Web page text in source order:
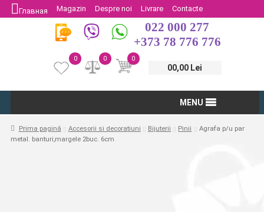
Главная Magazin Despre noi Livrare
Contacte
Protectia Consumatorului
Întoarcere
022 000 277
+373 78 776 776
0
00,00 Lei
0
0
MENU
Prima pagină Accesorii si decoratiuni Bijuterii Pinii
Agrafa p/u par
metal. banturi,margele 2buc. 6cm